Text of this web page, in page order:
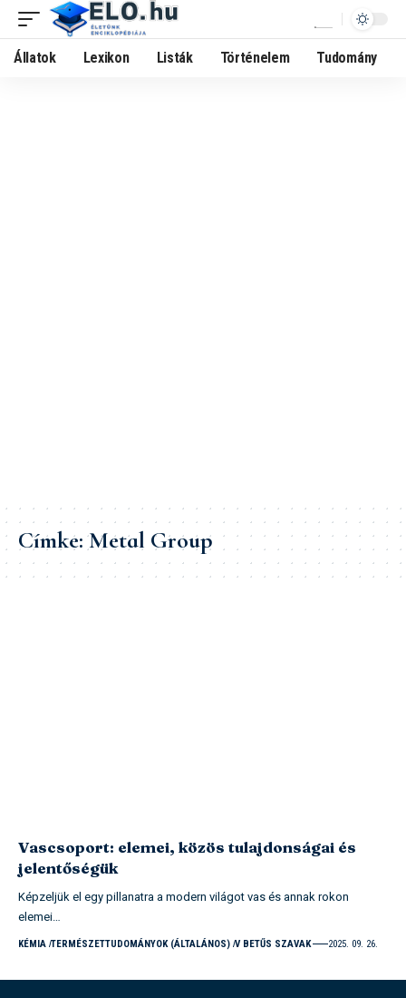
Állatok Lexikon Listák Történelem Tudomány
Címke:Metal Group
Vascsoport: elemei, közös tulajdonságai és
jelentőségük
Képzeljük el egy pillanatra a modern világot vas és annak rokon
elemei…
KÉMIA TERMÉSZETTUDOMÁNYOK (ÁLTALÁNOS) V BETŰS SZAVAK 2025. 09. 26.